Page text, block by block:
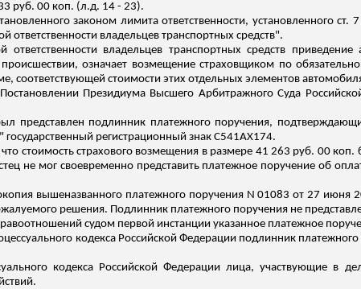
руб. 00 коп. (л.д. 14 - 23).
законом лимита ответственности, установленного ст.
владельцев транспортных средств".
ответственности владельцев транспортных средств приведение
означает возмещение страховщиком по
соответствующей стоимости этих отдельных элементов
Президиума Высшего Арбитражного Суда
представлен подлинник платежного поручения,
регистрационный знак С541АХ174.
стоимость страхового возмещения в размере 41 263 руб. 00 коп.
не мог своевременно представить платежное поручение об
вышеназванного платежного поручения N 01083 от 27 июня
решения. Подлинник платежного поручения не
судом первой инстанции указанное платежное
кодекса Российской Федерации подлинник
кодекса Российской Федерации лица, участвующие в